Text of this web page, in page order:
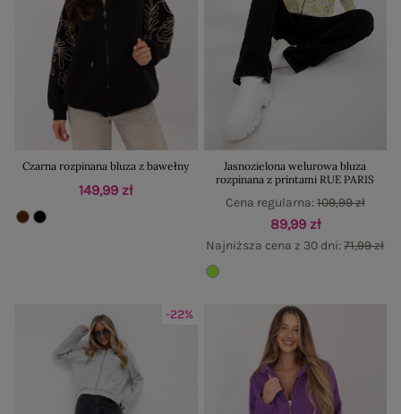
Czarna rozpinana bluza z bawełny
149,99 zł
Jasnozielona welurowa bluza
rozpinana z printami RUE PARIS
89,99 zł
Najniższa cena z 30 dni:71,99 zł
Cena regularna:109,99 zł
-22%